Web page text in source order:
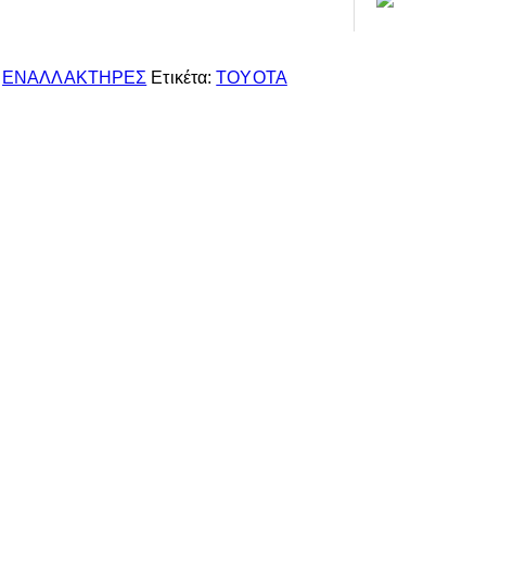
ΕΝΑΛΛΑΚΤΗΡΕΣ Ετικέτα:TOYOTA